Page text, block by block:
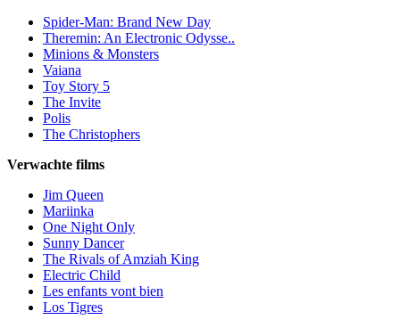
Spider-Man: Brand New Day
Theremin: An Electronic Odysse..
Minions & Monsters
Vaiana
Toy Story 5
The Invite
Polis
The Christophers
Verwachte films
Jim Queen
Mariinka
One Night Only
Sunny Dancer
The Rivals of Amziah King
Electric Child
Les enfants vont bien
Los Tigres